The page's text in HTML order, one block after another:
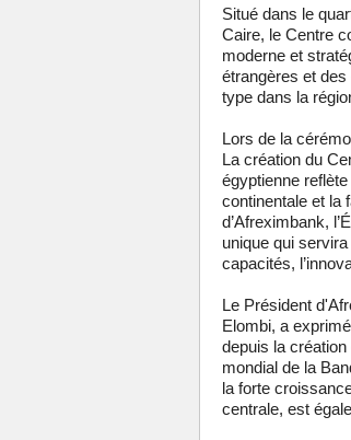
Situé dans le
Caire, le Centre
moderne et
étrangères et
type dans la
Lors de la
La création du
égyptienne
continentale et la
d’Afreximbank,
unique qui
capacités,
Le Président
Elombi, a
depuis la
mondial de la
la forte
centrale, est